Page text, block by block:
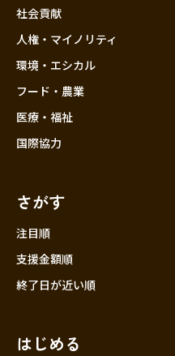
社会貢献
人権・マイノリティ
環境・エシカル
フード・農業
医療・福祉
国際協力
さがす
注目順
支援金額順
終了日が近い順
はじめる